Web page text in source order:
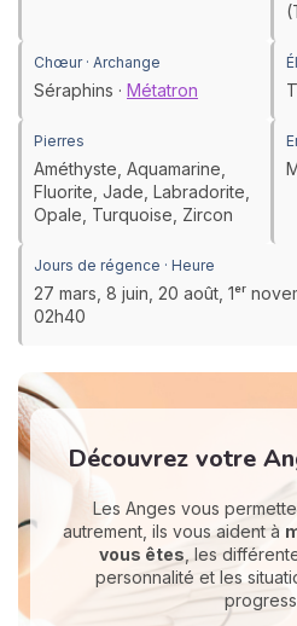
Chœur · Archange
Séraphins · Métatron
Pierres
Améthyste, Aquamarine,
Fluorite, Jade, Labradorite,
Opale, Turquoise, Zircon
Jours de régence · Heure
27 mars, 8 juin, 20 août, 1ᵉʳ
02h40
Découvrez votre
Les Anges vous
autrement, ils vous aident à
vous êtes , les
personnalité et les